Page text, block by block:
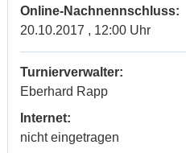
Online-Nachnennschluss:
20.10.2017 , 12:00 Uhr
Turnierverwalter:
Eberhard Rapp
Internet:
nicht eingetragen